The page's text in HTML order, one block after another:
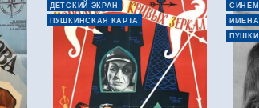
ДЕТСКИЙ ЭКРАН
ПУШКИНСКАЯ КАРТА